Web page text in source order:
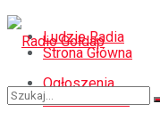
Ludzie Radia
Ogłoszenia
Strona Główna
Pozdrowienia